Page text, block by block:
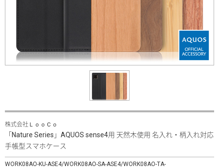
株式会社ＬｏｏＣｏ
「Nature Series」AQUOS sense4用 天然木使用 名入れ・柄入れ対応
手帳型スマホケース
WORK08AO-KU-ASE4/WORK08AO-SA-ASE4/WORK08AO-TA-